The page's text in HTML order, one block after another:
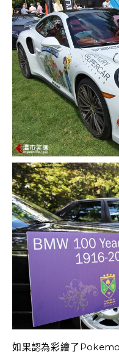
如果認為彩繪了